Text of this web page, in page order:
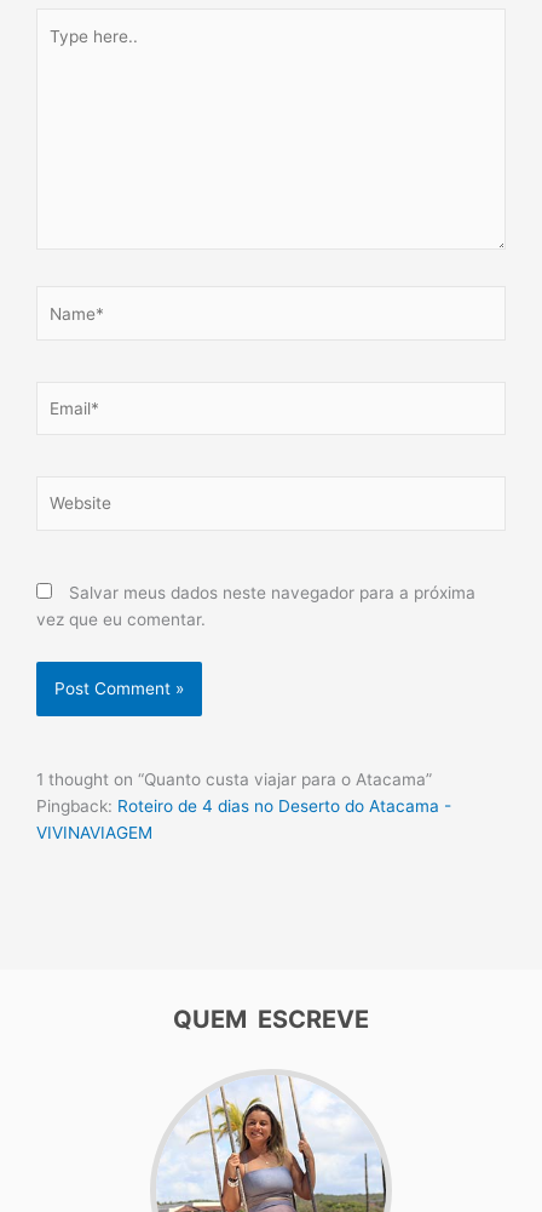
here..
Salvar meus dados neste navegador para a próxima
vez que eu comentar.
1 thought on “Quanto custa viajar para o Atacama”
Pingback: Roteiro de 4 dias no Deserto do Atacama -
VIVINAVIAGEM
QUEM ESCREVE